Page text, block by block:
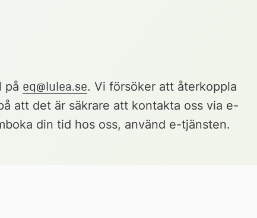
på eq@lulea.se. Vi försöker att återkoppla
att det är säkrare att kontakta oss via e-
din tid hos oss, använd e-tjänsten.